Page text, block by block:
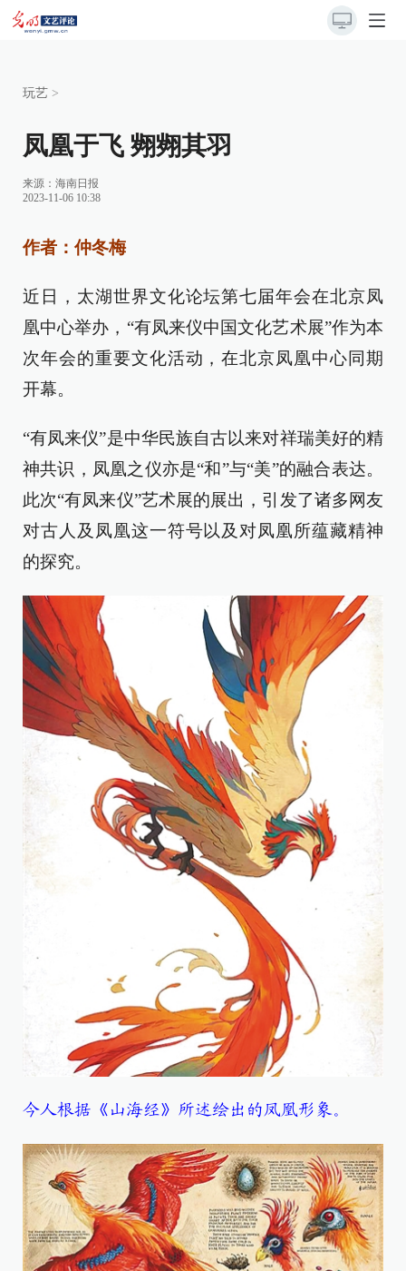
玩艺 >
凤凰于飞 翙翙其羽
来源： 海南日报
2023-11-06 10:38
作者：仲冬梅
近日，太湖世界文化论坛第七届年会在北京凤
凰中心举办，“有凤来仪中国文化艺术展”作为本
次年会的重要文化活动，在北京凤凰中心同期
开幕。
“有凤来仪”是中华民族自古以来对祥瑞美好的精
神共识，凤凰之仪亦是“和”与“美”的融合表达。
此次“有凤来仪”艺术展的展出，引发了诸多网友
对古人及凤凰这一符号以及对凤凰所蕴藏精神
的探究。
今人根据《山海经》所述绘出的凤凰形象。